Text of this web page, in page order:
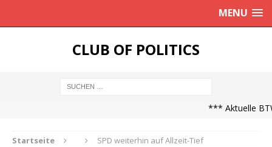
MENU
CLUB OF POLITICS
*** Aktuelle
Startseite SPD weiterhin auf Allzeit-Tief